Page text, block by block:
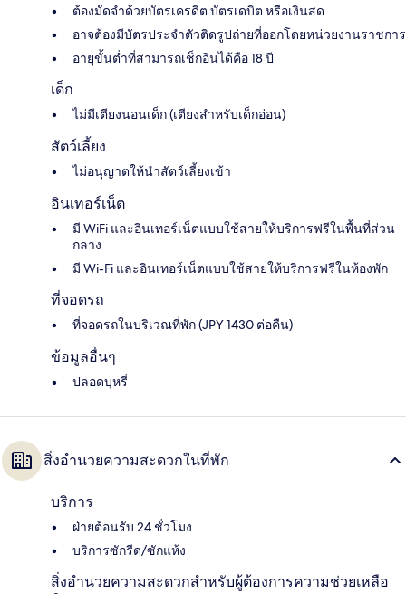
ต้องมัดจำด้วยบัตรเครดิต บัตรเดบิต หรือเงินสด
อาจต้องมีบัตรประจำตัวติดรูปถ่ายที่ออกโดยหน่วยงานราชการ
อายุขั้นต่ำที่สามารถเช็กอินได้คือ 18 ปี
เด็ก
ไม่มีเตียงนอนเด็ก (เตียงสำหรับเด็กอ่อน)
สัตว์เลี้ยง
ไม่อนุญาตให้นำสัตว์เลี้ยงเข้า
อินเทอร์เน็ต
มี WiFi และอินเทอร์เน็ตแบบใช้สายให้บริการฟรีในพื้นที่ส่วน
กลาง
มี Wi-Fi และอินเทอร์เน็ตแบบใช้สายให้บริการฟรีในห้องพัก
ที่จอดรถ
ที่จอดรถในบริเวณที่พัก (JPY 1430 ต่อคืน)
ข้อมูลอื่นๆ
ปลอดบุหรี่
สิ่งอำนวยความสะดวกในที่พัก
บริการ
ฝ่ายต้อนรับ 24 ชั่วโมง
บริการซักรีด/ซักแห้ง
สิ่งอำนวยความสะดวกสำหรับผู้ต้องการความช่วยเหลือ